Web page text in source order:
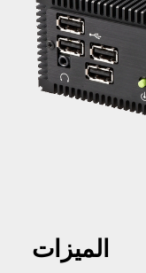
الميزات